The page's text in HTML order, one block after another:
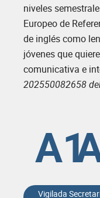
niveles
Europeo de
de inglés como
jóvenes que
comunicativa e
202550082658
A1
Vigilada